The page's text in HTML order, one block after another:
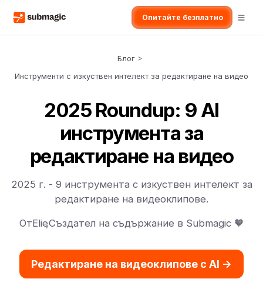
Опитайте безплатно
Блог >
Инструменти с изкуствен интелект за редактиране на видео
2025 Roundup: 9 AI
инструмента за
редактиране на видео
2025 г. - 9 инструмента с изкуствен интелект за
редактиране на видеоклипове.
ОтElie,Създател на съдържание в Submagic 🧡
Редактиране на видеоклипове с AI ->